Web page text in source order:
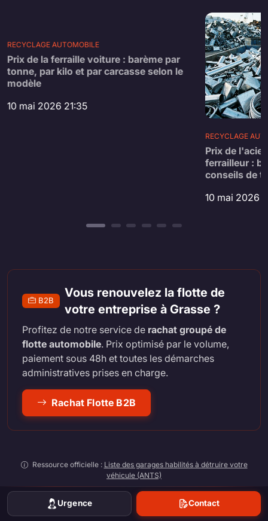
RECYCLAGE AUTOMOBILE
Prix de la ferraille voiture : barème par
tonne, par kilo et par carcasse selon le
modèle
10 mai 2026 21:35
RECYCLAGE
Prix de
ferrailleur :
conseils de
10 mai 2026
B2B
Vous renouvelez la flotte de
votre entreprise à Grasse ?
Profitez de notre service de rachat groupé de
flotte automobile. Prix optimisé par le volume,
paiement sous 48h et toutes les démarches
administratives prises en charge.
Rachat Flotte B2B
Ressource officielle : Liste des garages habilités à détruire votre
véhicule (ANTS)
Centres VHU partenaires : PR92 0006D (IDF) • PR59 00020D (HDF) •
PR83 00009D (PACA) • PR06 00013D (PACA) • PR67 00007D (Grand Est)
• PR29 00001B (Bretagne) • PR33 00005D (Nouvelle Aquitaine) • PR31
Urgence Contact